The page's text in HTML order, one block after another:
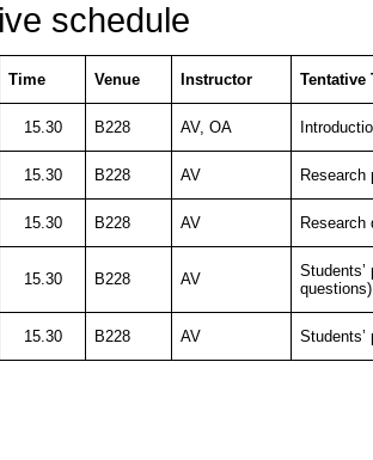
schedule
Time Venue Instructor Tentative
15.30 B228 AV, OA
15.30 B228 AV
15.30 B228 AV Research
15.30 B228 AV
questions)
15.30 B228 AV